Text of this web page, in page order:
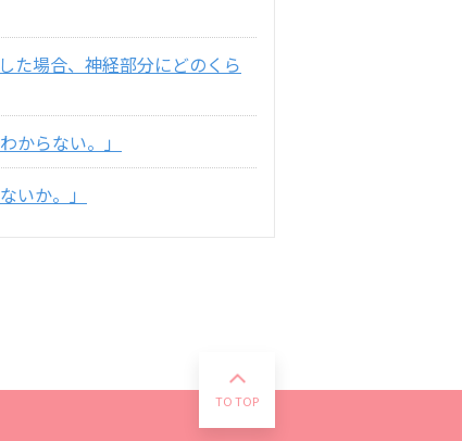
た場合、神経部分にどのくら
からない。」
いか。」
TO TOP